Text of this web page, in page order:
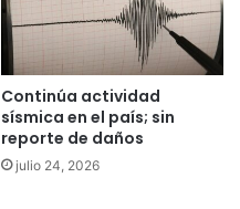
Continúa actividad
sísmica en el país; sin
reporte de daños
julio 24, 2026